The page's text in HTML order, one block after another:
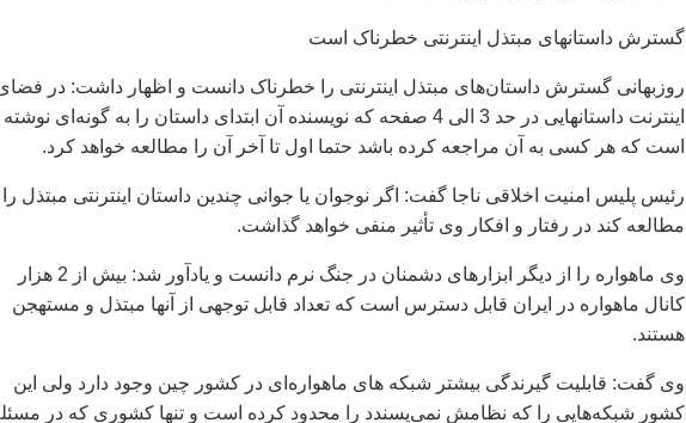
گسترش داستانهای مبتذل اینترنتی خطرناک است
روزبهانی گسترش داستان‌های مبتذل اینترنتی را خطرناک دانست و اظهار داشت: در
اینترنت داستانهایی در حد 3 الی 4 صفحه که نویسنده آن ابتدای داستان را به گونه‌ای نوشته
است که هر کسی به آن مراجعه کرده باشد حتما اول تا آخر آن را مطالعه خواهد کرد.
رئیس پلیس امنیت اخلاقی ناجا گفت: اگر نوجوان یا جوانی چندین داستان اینترنتی مبتذل را
مطالعه کند در رفتار و افکار وی تأثیر منفی خواهد گذاشت.
وی ماهواره را از دیگر ابزارهای دشمنان در جنگ نرم دانست و یادآور شد: بیش از 2 هزار
کانال ماهواره در ایران قابل دسترس است که تعداد قابل توجهی از آنها مبتذل و مستهجن
هستند.
وی گفت: قابلیت گیرندگی بیشتر شبکه های ماهواره‌ای در کشور چین وجود دارد ولی این
کشور شبکه‌هایی را که نظامش نمی‌پسندد را محدود کرده است و تنها کشوری که در